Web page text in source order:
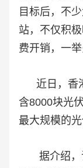
目标后，不
站，不仅积
费开销，一举
近日，香
含8000块光
最大规模的光
据介绍，